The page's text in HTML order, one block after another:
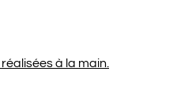
à la main.